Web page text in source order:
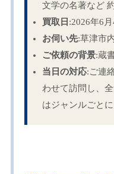
文学の名著など
買取日 :2026年6月
お伺い先:草津市
ご依頼の背景:蔵
当日の対応:ご連
わせて訪問し、
はジャンルごと